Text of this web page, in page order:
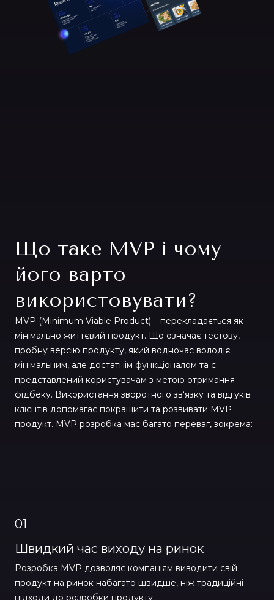
Що таке MVP і чому
його варто
використовувати?
MVP (Minimum Viable Product) – перекладається як
мінімально життєвий продукт. Що означає тестову,
пробну версію продукту, який водночас володіє
мінімальним, але достатнім функціоналом та є
представлений користувачам з метою отримання
фідбеку. Використання зворотного зв‘язку та відгуків
клієнтів допомагає покращити та розвивати MVP
продукт. MVP розробка має багато переваг, зокрема:
01
Швидкий час виходу на ринок
Розробка MVP дозволяє компаніям виводити свій
продукт на ринок набагато швидше, ніж традиційні
підходи до розробки продукту